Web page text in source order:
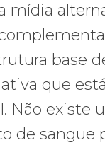
mídia
base
que
Não existe
de sangue